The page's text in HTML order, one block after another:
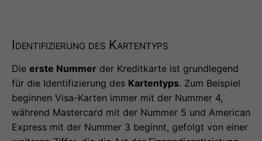
Identifizierung des Kartentyps
Die erste Nummer der Kreditkarte ist grundlegend
für die Identifizierung des Kartentyps. Zum Beispiel
beginnen Visa-Karten immer mit der Nummer 4,
während Mastercard mit der Nummer 5 und American
Express mit der Nummer 3 beginnt, gefolgt von einer